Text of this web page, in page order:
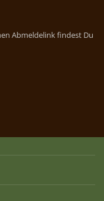
Abmeldelink findest Du